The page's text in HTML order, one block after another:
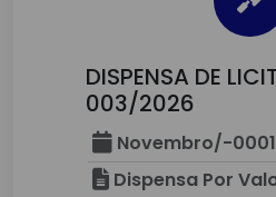
DISPENSA DE
003/2026
Novembro/-0001
Dispensa Por